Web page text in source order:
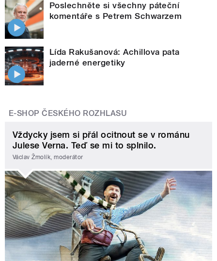
Poslechněte si všechny páteční
komentáře s Petrem Schwarzem
Lída Rakušanová: Achillova pata
jaderné energetiky
E-SHOP ČESKÉHO ROZHLASU
Vždycky jsem si přál ocitnout se v románu
Julese Verna. Teď se mi to splnilo.
Václav Žmolík, moderátor